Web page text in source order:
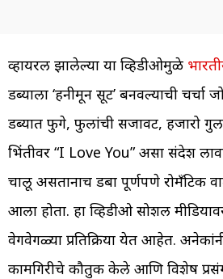
व्हायरल झालेल्या या व्हिडीओमुळे
डब्याला ‘हनीमून सूट’ बनवल्याची चर्चा
डब्यात फुगे, फुलांची सजावट, हजारो
भिंतीवर “I Love You” असा संदेश
चालू असतानाच डबा पूर्णपणे रोमँटिक
आला होता. हा व्हिडीओ सोशल
वेगवेगळ्या प्रतिक्रिया येत आहेत.
कामगिरीचे कौतुक केले आणि विशेष